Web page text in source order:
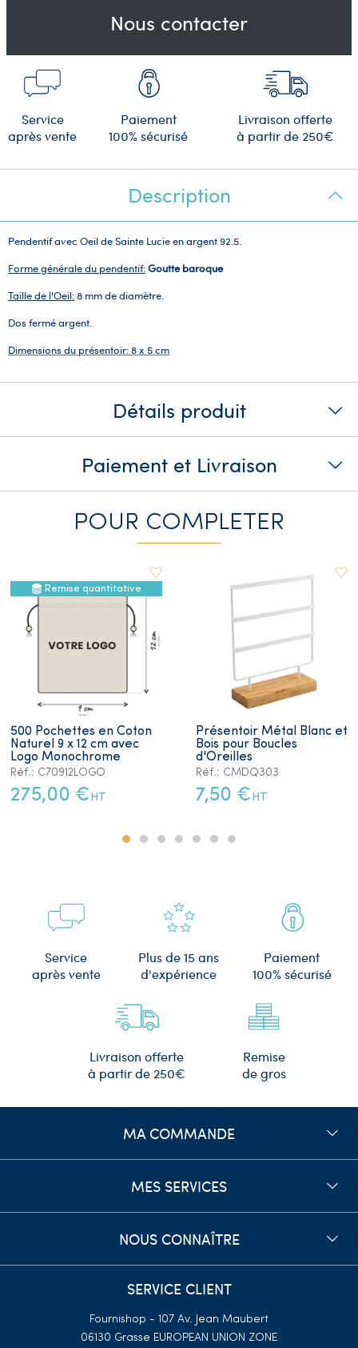
Nous contacter
Service
après vente
Paiement
100% sécurisé
Livraison offerte
à partir de 250€
Description
Pendentif avec Oeil de Sainte Lucie en argent 92.5.
Forme générale du pendentif:Goutte baroque
Taille de l'Oeil:8 mm de diamètre.
Dos fermé argent.
Dimensions du présentoir: 8 x 5 cm
Détails produit
Paiement et Livraison
POUR COMPLETER
Remise quantitative
500 Pochettes en Coton
Naturel 9 x 12 cm avec
Logo Monochrome
Réf.: C70912LOGO
275,00 € HT
Présentoir Métal Blanc et
Bois pour Boucles
d'Oreilles
Réf.: CMDQ303
7,50 € HT
Service
après vente
Plus de 15 ans
d'expérience
Paiement
100% sécurisé
Livraison offerte
à partir de 250€
Remise
de gros
MA COMMANDE
MES SERVICES
NOUS CONNAÎTRE
SERVICE CLIENT
Fournishop - 107 Av. Jean Maubert
06130 Grasse EUROPEAN UNION ZONE